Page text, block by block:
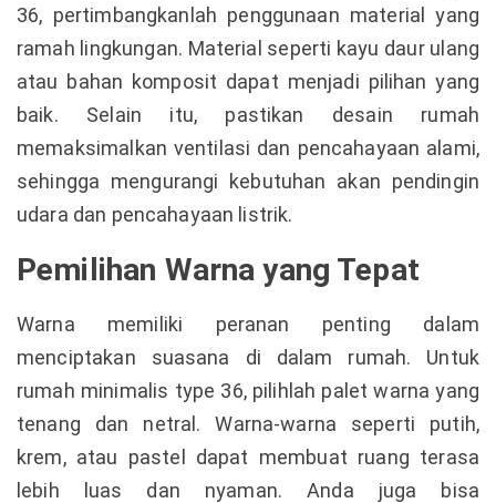
36, pertimbangkanlah penggunaan material yang
ramah lingkungan. Material seperti kayu daur ulang
atau bahan komposit dapat menjadi pilihan yang
baik. Selain itu, pastikan desain rumah
memaksimalkan ventilasi dan pencahayaan alami,
sehingga mengurangi kebutuhan akan pendingin
udara dan pencahayaan listrik.
Pemilihan Warna yang Tepat
Warna memiliki peranan penting dalam
menciptakan suasana di dalam rumah. Untuk
rumah minimalis type 36, pilihlah palet warna yang
tenang dan netral. Warna-warna seperti putih,
krem, atau pastel dapat membuat ruang terasa
lebih luas dan nyaman. Anda juga bisa